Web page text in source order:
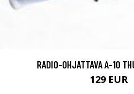
RADIO-OHJATTAVA A-10
129 EUR